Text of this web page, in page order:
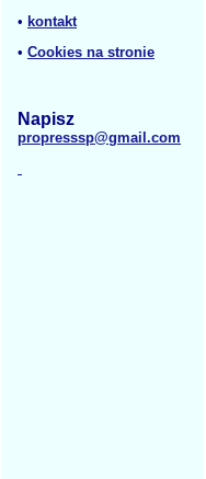
• kontakt
• Cookies na stronie
Napisz
propresssp@gmail.com